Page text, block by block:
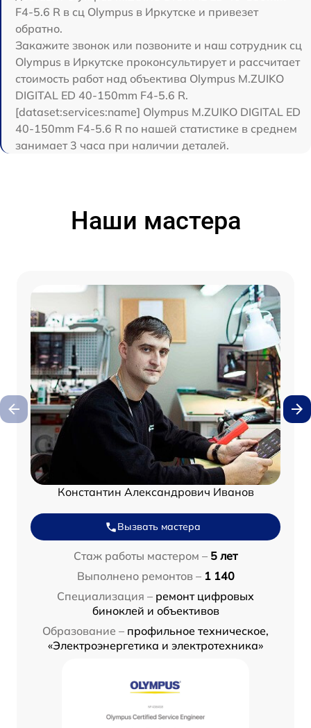
F4-5.6 R в сц Olympus в Иркутске и привезет
обратно.
Закажите звонок или позвоните и наш сотрудник сц
Olympus в Иркутске проконсультирует и рассчитает
стоимость работ над объектива Olympus M.ZUIKO
DIGITAL ED 40-150mm F4-5.6 R.
[dataset:services:name] Olympus M.ZUIKO DIGITAL ED
40-150mm F4-5.6 R по нашей статистике в среднем
занимает 3 часа при наличии деталей.
Наши мастера
Константин Александрович Иванов
Вызвать мастера
Стаж работы мастером – 5 лет
Выполнено ремонтов – 1 140
Специализация – ремонт цифровых
биноклей и объективов
Образование – профильное техническое,
«Электроэнергетика и электротехника»